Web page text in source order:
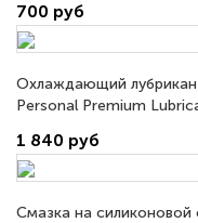
700 руб
Охлаждающий
Personal Premium
1 840 руб
Смазка на